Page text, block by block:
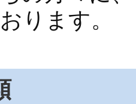
ります。